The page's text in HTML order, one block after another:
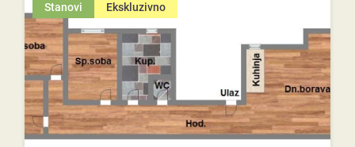
Stanovi Ekskluzivno